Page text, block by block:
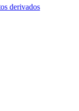
derivados